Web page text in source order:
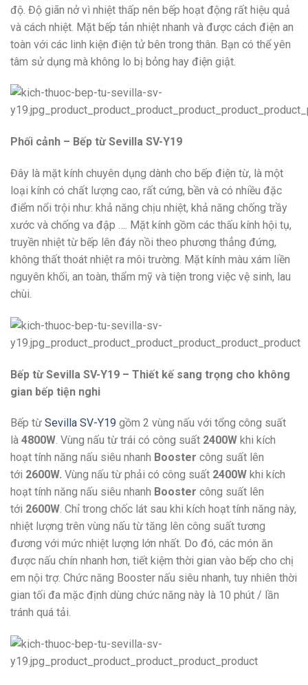
độ. Độ giãn nở vì nhiệt thấp nên bếp hoạt động rất hiệu quả
và cách nhiệt. Mặt bếp tản nhiệt nhanh và được cách điện an
toàn với các linh kiện điện tử bên trong thân. Bạn có thể yên
tâm sử dụng mà không lo bị bỏng hay điện giật.
Phối cảnh – Bếp từ Sevilla SV-Y19
Đây là mặt kính chuyên dụng dành cho bếp điện từ, là một
loại kính có chất lượng cao, rất cứng, bền và có nhiều đặc
điểm nổi trội như: khả năng chịu nhiệt, khả năng chống trầy
xước và chống va đập …. Mặt kính gồm các thấu kính hội tụ,
truyền nhiệt từ bếp lên đáy nồi theo phương thẳng đứng,
không thất thoát nhiệt ra môi trường. Mặt kính màu xám liền
nguyên khối, an toàn, thẩm mỹ và tiện trong việc vệ sinh, lau
chùi.
Bếp từ Sevilla SV-Y19 – Thiết kế sang trọng cho không
gian bếp tiện nghi
Bếp từ Sevilla SV-Y19 gồm 2 vùng nấu với tổng công suất
là 4800W. Vùng nấu từ trái có công suất 2400W khi kích
hoạt tính năng nấu siêu nhanh Booster công suất lên
tới 2600W. Vùng nấu từ phải có công suất 2400W khi kích
hoạt tính năng nấu siêu nhanh Booster công suất lên
tới 2600W. Chỉ trong chốc lát sau khi kích hoạt tính năng này,
nhiệt lượng trên vùng nấu từ tăng lên công suất tương
đương với mức nhiệt lượng lớn nhất. Do đó, các món ăn
được nấu chín nhanh hơn, tiết kiệm thời gian vào bếp cho chị
em nội trợ. Chức năng Booster nấu siêu nhanh, tuy nhiên thời
gian tối đa mặc định dùng chức năng này là 10 phút / lần
tránh quá tải.